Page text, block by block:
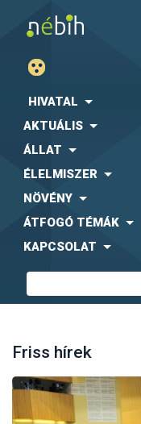
HIVATAL
AKTUÁLIS
ÁLLAT
ÉLELMISZER
NÖVÉNY
ÁTFOGÓ TÉMÁK
KAPCSOLAT
Friss hírek